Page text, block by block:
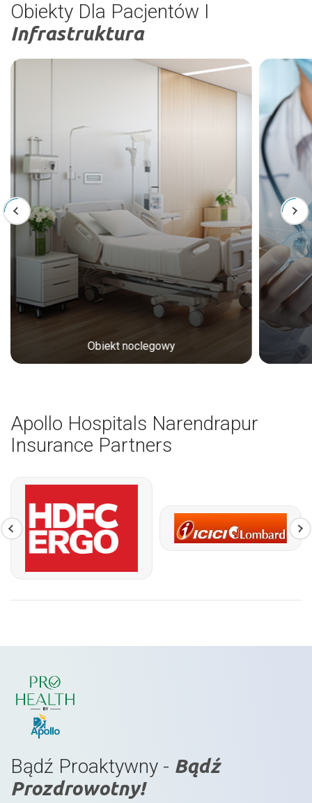
Obiekty Dla Pacjentów I
Infrastruktura
Obiekt noclegowy
Apollo Hospitals Narendrapur
Insurance Partners
Bądź Proaktywny - Bądź
Prozdrowotny!